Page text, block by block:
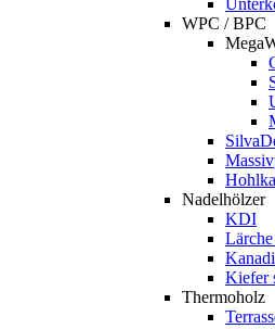
WPC / BPC
Nadelhölzer
KDI
Kiefer
Thermoholz